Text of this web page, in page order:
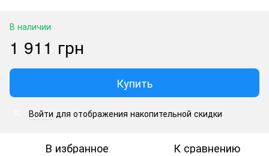
В наличии
1 911 грн
Купить
Войти для отображения накопительной скидки
В избранное К сравнению